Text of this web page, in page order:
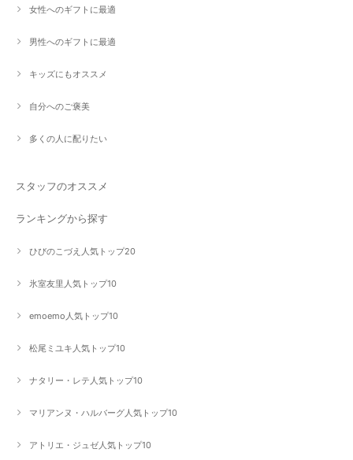
女性へのギフトに最適
男性へのギフトに最適
キッズにもオススメ
自分へのご褒美
多くの人に配りたい
スタッフのオススメ
ランキングから探す
ひびのこづえ人気トップ20
氷室友里人気トップ10
emoemo人気トップ10
松尾ミユキ人気トップ10
ナタリー・レテ人気トップ10
マリアンヌ・ハルバーグ人気トップ10
アトリエ・ジュゼ人気トップ10